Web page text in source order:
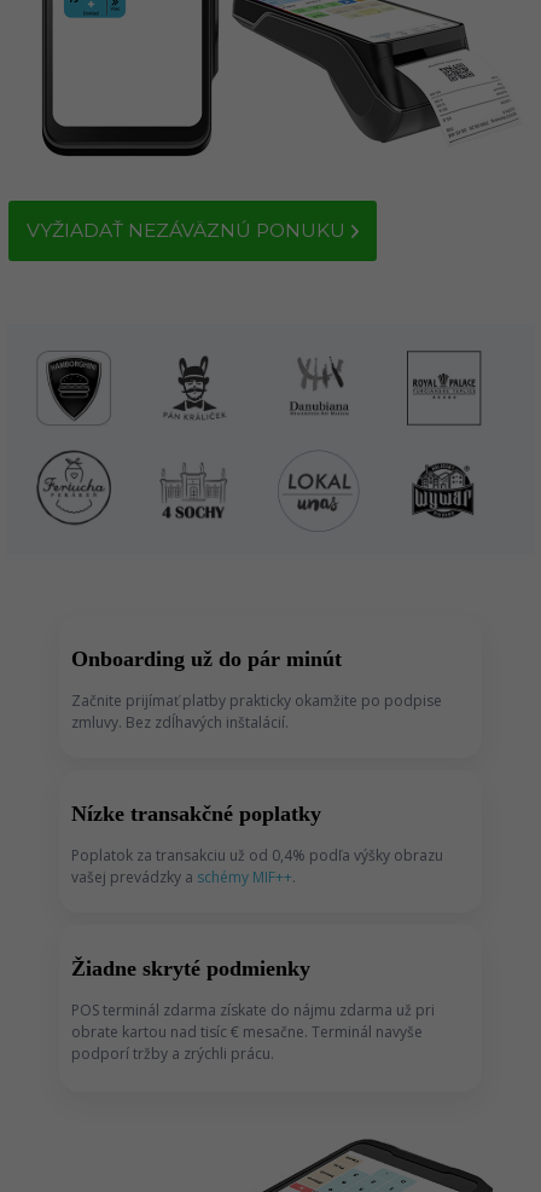
VYŽIADAŤ NEZÁVÄZNÚ PONUKU
Onboarding už do pár minút
Začnite prijímať platby prakticky okamžite po podpise
zmluvy. Bez zdĺhavých inštalácií.
Nízke transakčné poplatky
Poplatok za transakciu už od 0,4% podľa výšky obrazu
vašej prevádzky a schémy MIF++.
Žiadne skryté podmienky
POS terminál zdarma získate do nájmu zdarma už pri
obrate kartou nad tisíc € mesačne. Terminál navyše
podporí tržby a zrýchli prácu.